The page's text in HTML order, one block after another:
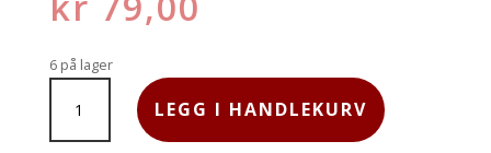
6 på lager
MERINOULL
9564
LEGG I HANDLEKURV